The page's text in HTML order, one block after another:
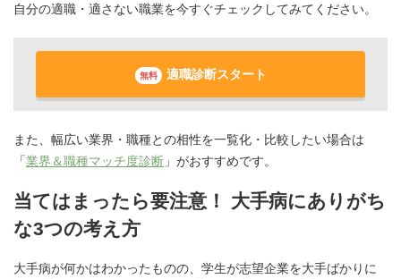
自分の適職・適さない職業を今すぐチェックしてみてください。
無料 適職診断スタート
また、幅広い業界・職種との相性を一覧化・比較したい場合は
「業界＆職種マッチ度診断 」がおすすめです。
当てはまったら要注意！ 大手病にありがち
な3つの考え方
大手病が何かはわかったものの、学生が志望企業を大手ばかりに